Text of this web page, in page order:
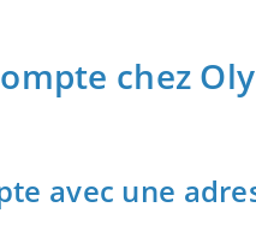
chez
avec une